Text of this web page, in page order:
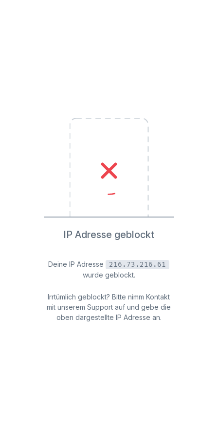
IP Adresse geblockt
Deine IP Adresse
216.73.216.61
wurde geblockt.
Irrtümlich geblockt? Bitte nimm Kontakt
mit unserem Support auf und gebe die
oben dargestellte IP Adresse an.